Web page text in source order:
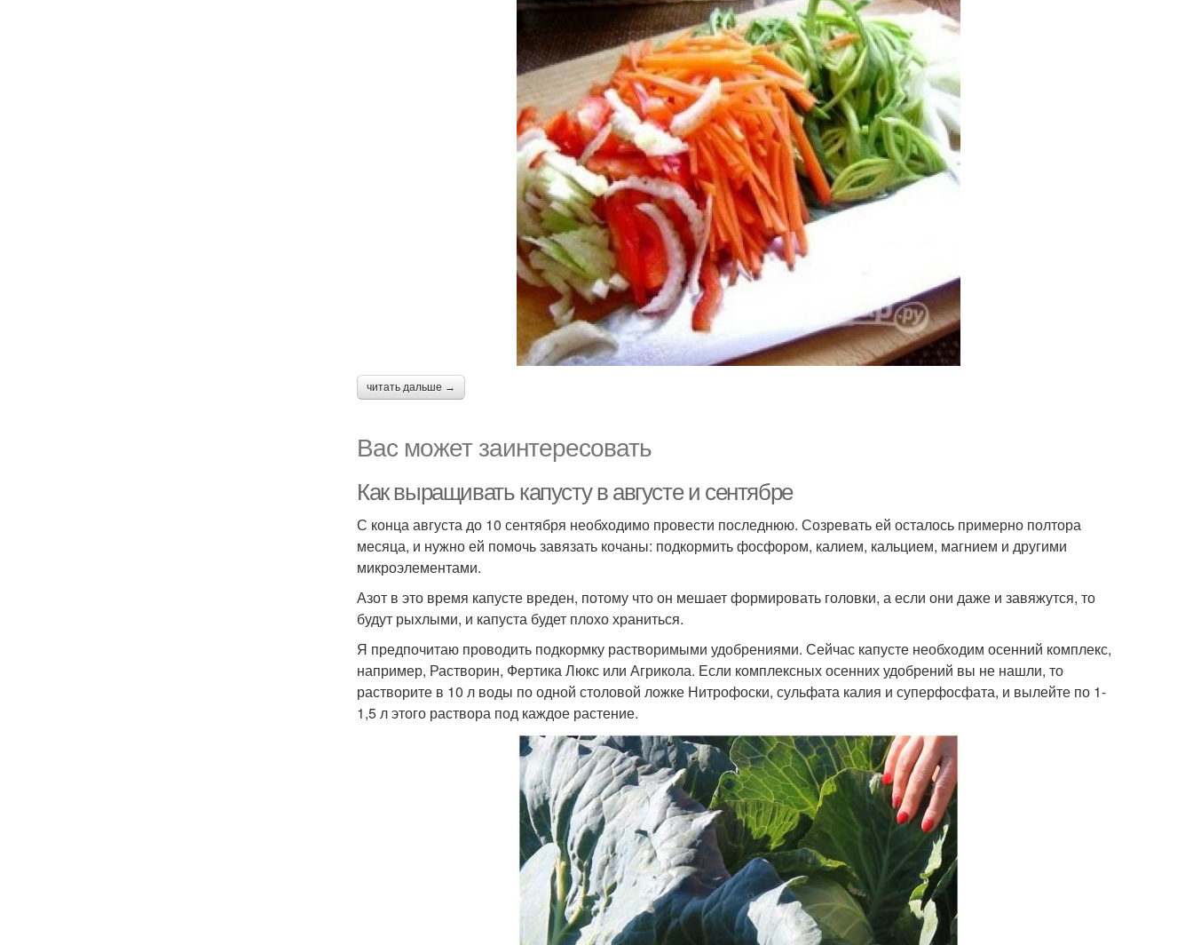
читать дальше →
Вас может заинтересовать
Как выращивать капусту в августе и сентябре
С конца августа до 10 сентября необходимо провести последнюю. Созревать ей осталось примерно полтора
месяца, и нужно ей помочь завязать кочаны: подкормить фосфором, калием, кальцием, магнием и другими
микроэлементами.
Азот в это время капусте вреден, потому что он мешает формировать головки, а если они даже и завяжутся, то
будут рыхлыми, и капуста будет плохо храниться.
Я предпочитаю проводить подкормку растворимыми удобрениями. Сейчас капусте необходим осенний комплекс,
например, Растворин, Фертика Люкс или Агрикола. Если комплексных осенних удобрений вы не нашли, то
растворите в 10 л воды по одной столовой ложке Нитрофоски, сульфата калия и суперфосфата, и вылейте по 1-
1,5 л этого раствора под каждое растение.